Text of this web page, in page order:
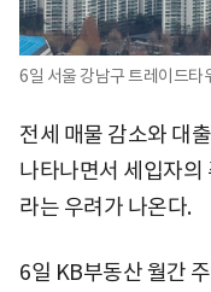
6일 서울 강남구 트레이드타
전세 매물 감소와 대
나타나면서 세입자의
라는 우려가 나온다.
6일 KB부동산 월간